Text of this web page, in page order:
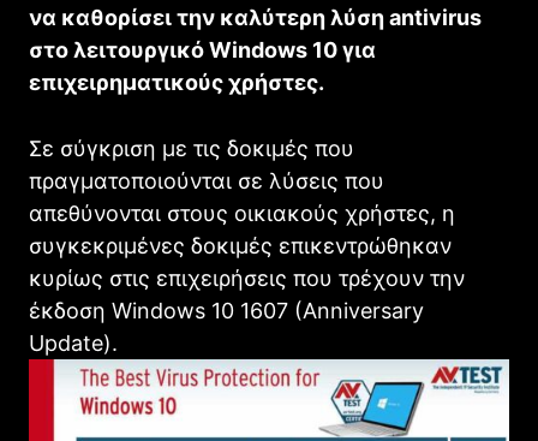
να καθορίσει την καλύτερη λύση antivirus
στο λειτουργικό Windows 10 για
επιχειρηματικούς χρήστες.
Σε σύγκριση με τις δοκιμές που
πραγματοποιούνται σε λύσεις που
απεθύνονται στους οικιακούς χρήστες, η
συγκεκριμένες δοκιμές επικεντρώθηκαν
κυρίως στις επιχειρήσεις που τρέχουν την
έκδοση Windows 10 1607 (Anniversary
Update).